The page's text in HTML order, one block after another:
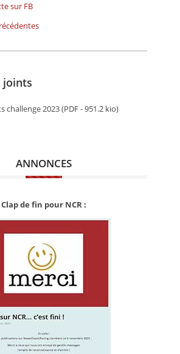
sur FB
joints
challenge 2023 (PDF - 951.2 kio)
ANNONCES
Clap de fin pour NCR :